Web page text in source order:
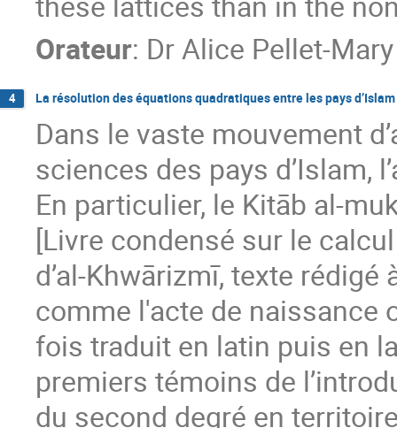
Orateur: DrAlice Pellet-Mary
4 La résolution des équations quadratiques entre les pays
Dans le vaste mouvement
sciences des pays d’Islam,
En particulier, le Kitāb al-
[Livre condensé sur le
d’al-Khwārizmī, texte
comme l'acte de naissance
fois traduit en latin puis en
premiers témoins de
du second degré en